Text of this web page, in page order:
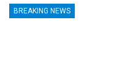
BREAKING NEWS